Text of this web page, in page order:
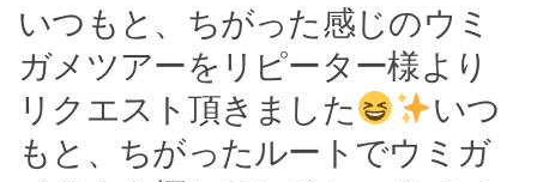
いつもと、ちがった感じのウミ
ガメツアーをリピーター様より
リクエスト頂きました
いつ
もと、ちがったルートでウミガ